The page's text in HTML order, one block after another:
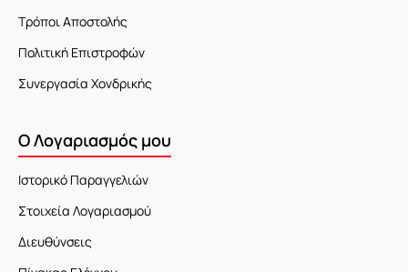
Τρόποι Αποστολής
Πολιτική Επιστροφών
Συνεργασία Χονδρικής
Ο Λογαριασμός μου
Ιστορικό Παραγγελιών
Στοιχεία Λογαριασμού
Διευθύνσεις